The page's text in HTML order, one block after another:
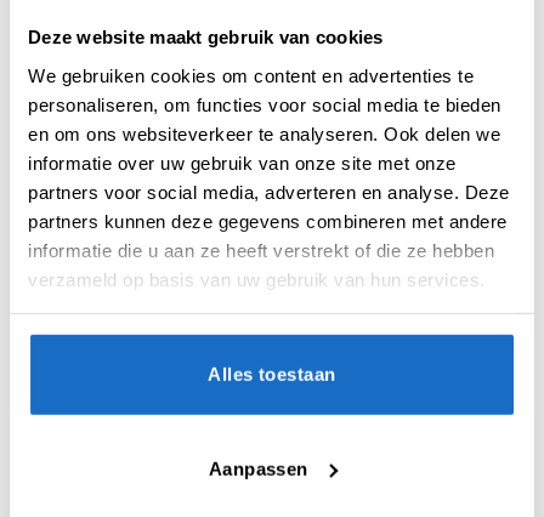
Deze website maakt gebruik van cookies
We gebruiken cookies om content en advertenties te
personaliseren, om functies voor social media te bieden
en om ons websiteverkeer te analyseren. Ook delen we
informatie over uw gebruik van onze site met onze
partners voor social media, adverteren en analyse. Deze
partners kunnen deze gegevens combineren met andere
informatie die u aan ze heeft verstrekt of die ze hebben
verzameld op basis van uw gebruik van hun services.
Alles toestaan
Aanpassen
Target K-Shift Flight Std.06
Target K-Shift Flight Std.02